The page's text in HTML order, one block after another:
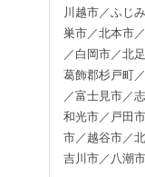
川越市／ふじ
巣市／北本市
／白岡市／北
葛飾郡杉戸町
／富士見市／
和光市／戸田
市／越谷市／
吉川市／八潮